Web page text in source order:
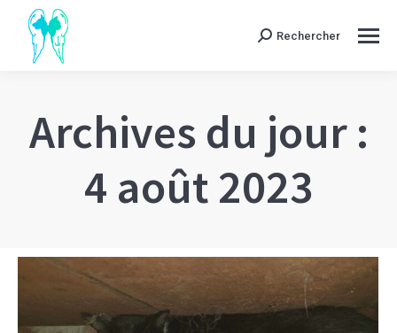
Search:Rechercher
Archives du jour :
4 août 2023